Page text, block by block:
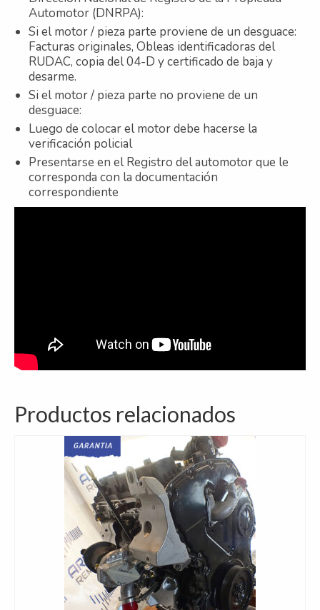
Automotor (DNRPA):
Si el motor / pieza parte proviene de un desguace:
Facturas originales, Obleas identificadoras del
RUDAC, copia del 04-D y certificado de baja y
desarme.
Si el motor / pieza parte no proviene de un
desguace:
Luego de colocar el motor debe hacerse la
verificación policial
Presentarse en el Registro del automotor que le
corresponda con la documentación
correspondiente
Productos relacionados